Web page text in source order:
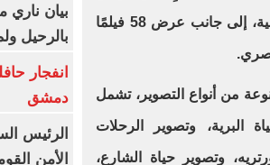
53 جلسة تقييم للسير الفنية، و18 جلسة نقاش جماعية، إلى جانب عرض 58 فيلمًا
من أنواع التصوير، تشمل
البرية، وتصوير الرحلات
وتصوير حياة الشارع،
بيان ناري
بالرحيل
انفجار
دمشق
الرئيس
الأمن